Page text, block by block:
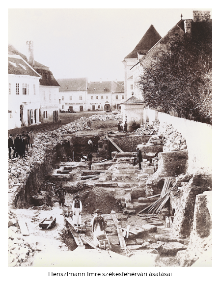
Henszlmann Imre székesfehérvári ásatásai